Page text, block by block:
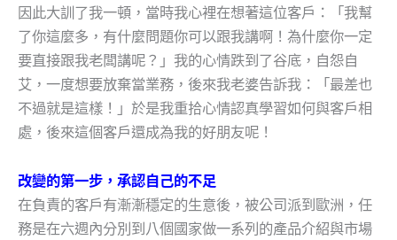
因此大訓了我一頓，當時我心裡在想著這位客戶：「我幫
了你這麼多，有什麼問題你可以跟我講啊！為什麼你一定
要直接跟我老闆講呢？」我的心情跌到了谷底，自怨自
艾，一度想要放棄當業務，後來我老婆告訴我：「最差也
不過就是這樣！」於是我重拾心情認真學習如何與客戶相
處，後來這個客戶還成為我的好朋友呢！
改變的第一步，承認自己的不足
在負責的客戶有漸漸穩定的生意後，被公司派到歐洲，任
務是在六週內分別到八個國家做一系列的產品介紹與市場